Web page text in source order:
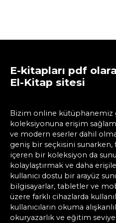
E-kitapları pdf
El-Kitap sitesi
Bizim online kütüphanemiz
koleksiyonuna erişim
ve modern eserler dahil
geniş bir seçkisini sunarken,
içeren bir koleksiyon da
kolaylaştırmak ve daha
kullanıcı dostu bir arayüz
bilgisayarlar, tabletler ve
üzere farklı cihazlarda
kullanıcıların okuma
okuryazarlık ve eğitim